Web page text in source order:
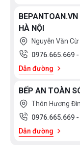
HÀ NỘI
Nguyễn Văn
0976.665.669 -
Dẫn đường
BẾP AN TOÀN
Thôn Hương
0976.665.669 -
Dẫn đường